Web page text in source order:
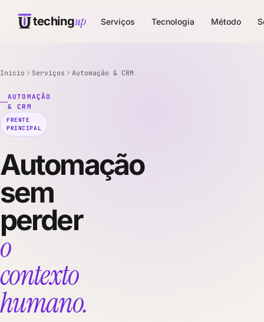
techingup Serviços Tecnologia Método
Início Serviços Automação & CRM
AUTOMAÇÃO
& CRM
FRENTE
PRINCIPAL
Automação
sem
perder
o
contexto
humano.